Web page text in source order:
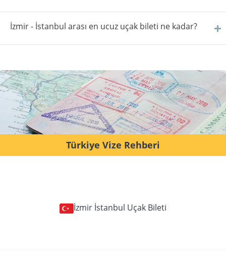
İzmir - İstanbul arası en ucuz uçak bileti ne kadar?
Türkiye Vize Rehberi
İzmir İstanbul Uçak Bileti